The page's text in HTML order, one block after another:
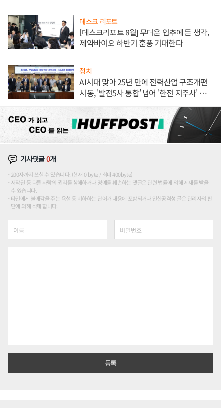
데스크 리포트
[데스크리포트 8월] 무더운 입추에 든 생각,
제약바이오 하반기 훈풍 기대한다
정치
AI시대 맞아 25년 만에 전력산업 구조개편
시동, '발전5사 통합' 넘어 '한전 지주사' 재편
기사댓글0개
200자까지 쓰실 수 있습니다. (현재 0 byte / 최대 400byte)
저작권 등 다른 사람의 권리를 침해하거나 명예를 훼손하는 댓글은 관련 법률에 의해 제재를 받을
수 있습니다.
타인에게 불쾌감을 주는 욕설 등 비하하는 단어가 내용에 포함되거나 인신공격성 글은 관리자의 판
단에 의해 삭제 합니다.